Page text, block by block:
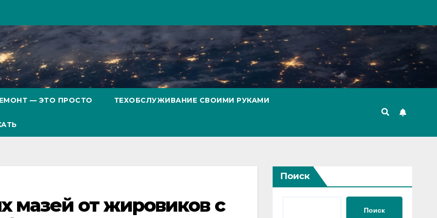
— ЭТО ПРОСТО ТЕХОБСЛУЖИВАНИЕ СВОИМИ РУКАМИ
мазей от жировиков с
Поиск
Поиск